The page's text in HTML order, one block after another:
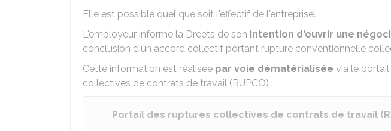
Elle est possible quel que soit l'effectif de l'entreprise.
L'employeur informe la Dreets de son intention d'ouvrir une
conclusion d'un accord collectif portant rupture conventionnelle
Cette information est réalisée par voie dématérialisée via le
collectives de contrats de travail (RUPCO) :
Portail des ruptures collectives de contrats de travail